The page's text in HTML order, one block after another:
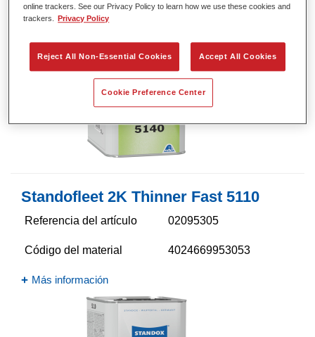
Standofleet 2K Thinner Fast 5110​
Referencia del artículo 02095305
Código del material 4024669953053
Más información
online trackers. See our Privacy Policy to learn how we use these cookies and
trackers.
Privacy Policy
Reject All Non-Essential Cookies Accept All Cookies
Cookie Preference Center